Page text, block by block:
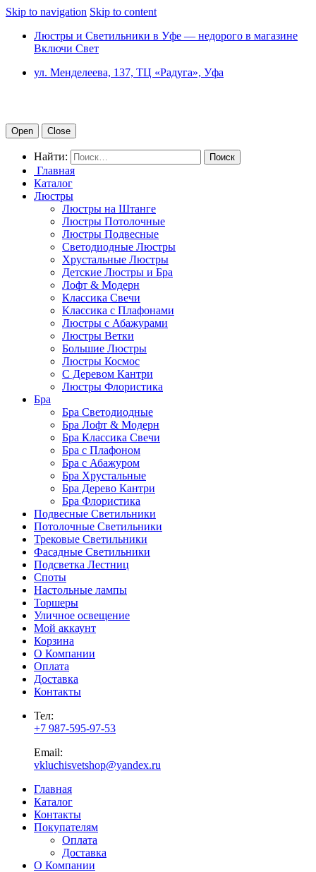
Skip to navigation Skip to content
Люстры и Светильники в Уфе — недорого в магазине
Включи Свет
ул. Менделеева, 137, ТЦ «Радуга», Уфа
Open Close
Найти:
Главная
Каталог
Люстры
Люстры на Штанге
Люстры Потолочные
Люстры Подвесные
Светодиодные Люстры
Хрустальные Люстры
Детские Люстры и Бра
Лофт & Модерн
Классика Свечи
Классика с Плафонами
Люстры с Абажурами
Люстры Ветки
Большие Люстры
Люстры Космос
С Деревом Кантри
Люстры Флористика
Бра
Бра Светодиодные
Бра Лофт & Модерн
Бра Классика Свечи
Бра с Плафоном
Бра с Абажуром
Бра Хрустальные
Бра Дерево Кантри
Бра Флористика
Подвесные Светильники
Потолочные Светильники
Трековые Светильники
Фасадные Светильники
Подсветка Лестниц
Споты
Настольные лампы
Торшеры
Уличное освещение
Мой аккаунт
Корзина
О Компании
Оплата
Доставка
Контакты
Тел:
+7 987-595-97-53
Email:
vkluchisvetshop@yandex.ru
Главная
Каталог
Контакты
Покупателям
Оплата
Доставка
О Компании